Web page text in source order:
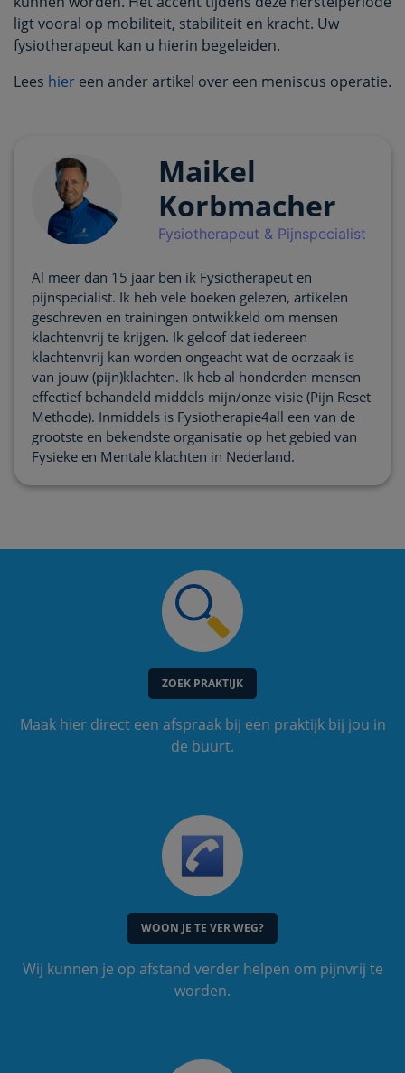
ligt vooral op mobiliteit, stabiliteit en kracht. Uw
fysiotherapeut kan u hierin begeleiden.
Lees hier een ander artikel over een meniscus operatie.
Maikel
Korbmacher
Fysiotherapeut & Pijnspecialist
Al meer dan 15 jaar ben ik Fysiotherapeut en
pijnspecialist. Ik heb vele boeken gelezen, artikelen
geschreven en trainingen ontwikkeld om mensen
klachtenvrij te krijgen. Ik geloof dat iedereen
klachtenvrij kan worden ongeacht wat de oorzaak is
van jouw (pijn)klachten. Ik heb al honderden mensen
effectief behandeld middels mijn/onze visie (Pijn Reset
Methode). Inmiddels is Fysiotherapie4all een van de
grootste en bekendste organisatie op het gebied van
Fysieke en Mentale klachten in Nederland.
ZOEK PRAKTIJK
Maak hier direct een afspraak bij een praktijk bij jou in
de buurt.
WOON JE TE VER WEG?
Wij kunnen je op afstand verder helpen om pijnvrij te
worden.